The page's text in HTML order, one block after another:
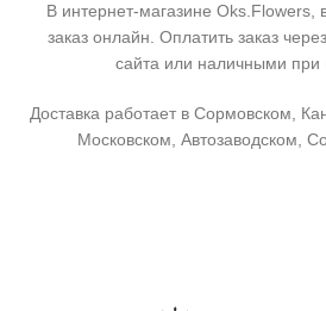
В интернет-магазине
заказ онлайн. Оплатить заказ
сайта или наличными при
Доставка работает в Сормовском,
Московском, Автозаводском,